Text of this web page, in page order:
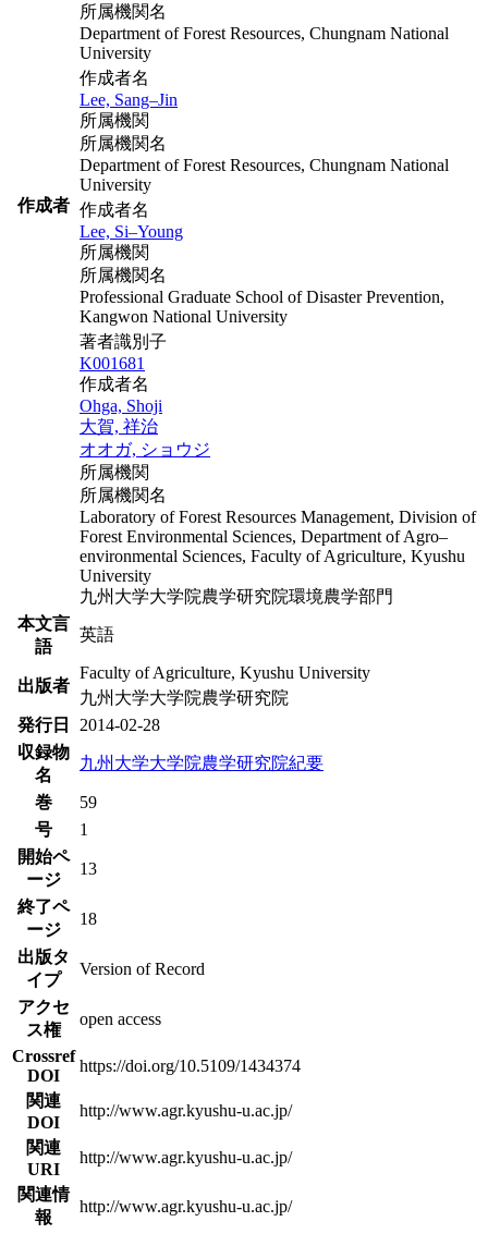
作成者
所属機関名
Department of Forest Resources, Chungnam National
University
作成者名
Lee, Sang–Jin
所属機関
所属機関名
Department of Forest Resources, Chungnam National
University
作成者名
Lee, Si–Young
所属機関
所属機関名
Professional Graduate School of Disaster Prevention,
Kangwon National University
著者識別子
K001681
作成者名
Ohga, Shoji
大賀, 祥治
オオガ, ショウジ
所属機関
所属機関名
Laboratory of Forest Resources Management, Division of
Forest Environmental Sciences, Department of Agro–
environmental Sciences, Faculty of Agriculture, Kyushu
University
九州大学大学院農学研究院環境農学部門
本文言
語
英語
出版者
Faculty of Agriculture, Kyushu University
九州大学大学院農学研究院
発行日
2014-02-28
収録物
名
九州大学大学院農学研究院紀要
巻
59
号
1
開始ペ
ージ
13
終了ペ
ージ
18
出版タ
イプ
Version of Record
アクセ
ス権
open access
Crossref
DOI
https://doi.org/10.5109/1434374
関連
DOI
http://www.agr.kyushu-u.ac.jp/
関連
URI
http://www.agr.kyushu-u.ac.jp/
関連情
報
http://www.agr.kyushu-u.ac.jp/